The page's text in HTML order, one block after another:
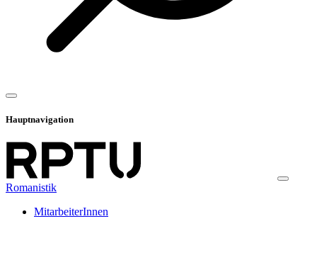
Hauptnavigation
Romanistik
MitarbeiterInnen